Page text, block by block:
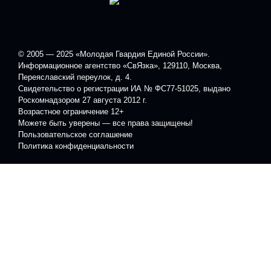
© 2005 — 2025 «Молодая Гвардия Единой России».
Информационное агентство «СвЯзка», 129110, Москва,
Переяславский переулок, д. 4.
Свидетельство о регистрации ИА № ФС77-51025, выдано
Роскомнадзором 27 августа 2012 г.
Возрастное ограничение 12+
Можете быть уверены — все права защищены!
Пользовательское соглашение
Политика конфиденциальности